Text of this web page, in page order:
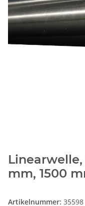
mm, 1500
Artikelnummer: 35598